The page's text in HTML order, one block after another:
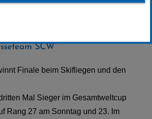
SCW
Finale beim Skifliegen und den
Mal Sieger im Gesamtweltcup
Rang 27 am Sonntag und 23. Im